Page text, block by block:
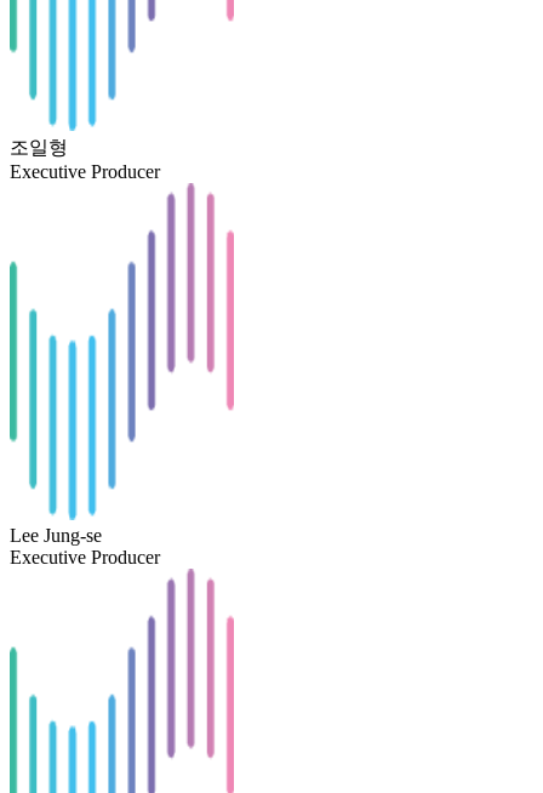
조일형
Executive Producer
Lee Jung-se
Executive Producer